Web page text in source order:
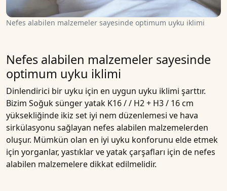
Nefes alabilen malzemeler sayesinde optimum uyku iklimi
Nefes alabilen malzemeler sayesinde
optimum uyku iklimi
Dinlendirici bir uyku için en uygun uyku iklimi şarttır.
Bizim Soğuk sünger yatak K16 / / H2 + H3 / 16 cm
yüksekliğinde ikiz set iyi nem düzenlemesi ve hava
sirkülasyonu sağlayan nefes alabilen malzemelerden
oluşur. Mümkün olan en iyi uyku konforunu elde etmek
için yorganlar, yastıklar ve yatak çarşafları için de nefes
alabilen malzemelere dikkat edilmelidir.